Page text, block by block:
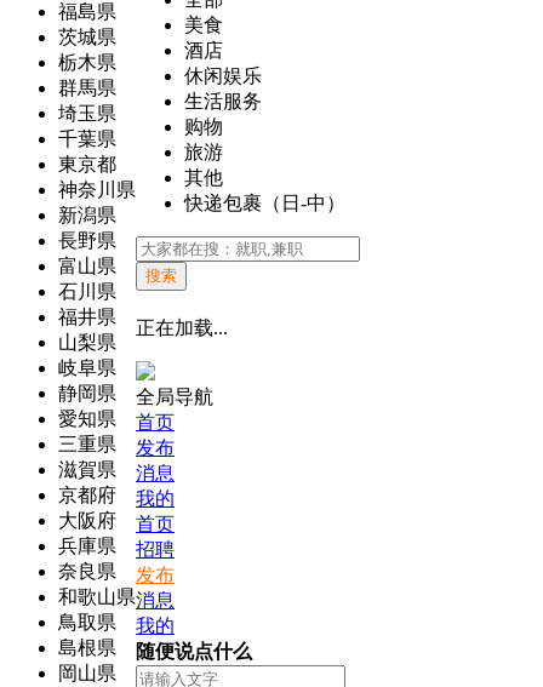
福島県
茨城県
栃木県
群馬県
埼玉県
千葉県
東京都
神奈川県
新潟県
長野県
富山県
石川県
福井県
山梨県
岐阜県
静岡県
愛知県
三重県
滋賀県
京都府
大阪府
兵庫県
奈良県
和歌山県
鳥取県
島根県
岡山県
美食
酒店
休闲娱乐
生活服务
购物
旅游
其他
快递包裹（日-中）
搜索
正在加载...
全局导航
首页
发布
消息
我的
首页
招聘
发布
消息
我的
随便说点什么